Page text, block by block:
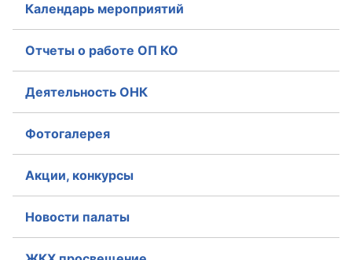
Календарь мероприятий
Отчеты о работе ОП КО
Деятельность ОНК
Фотогалерея
Акции, конкурсы
Новости палаты